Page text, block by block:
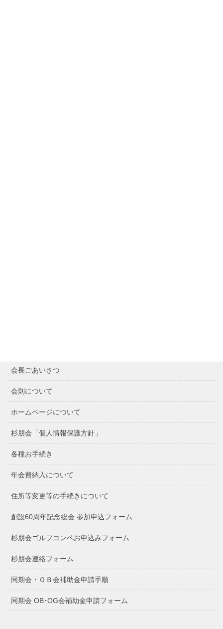
会長ごあいさつ
会則について
ホームページについて
杉朋会「個人情報保護方針」
各種お手続き
年会費納入について
住所等変更等の手続きについて
創設60周年記念総会 参加申込フォーム
杉朋会ゴルフコンペお申込みフォーム
杉朋会連絡フォーム
同期会・ＯＢ会補助金申請手順
同期会 OB･OG会補助金申請フォーム